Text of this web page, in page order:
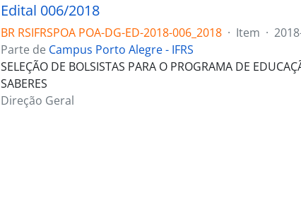
Edital 006/2018
BR RSIFRSPOA POA-DG-ED-2018-006_2018 · Item ·
Parte de Campus Porto Alegre - IFRS
SELEÇÃO DE BOLSISTAS PARA O PROGRAMA DE
SABERES
Direção Geral